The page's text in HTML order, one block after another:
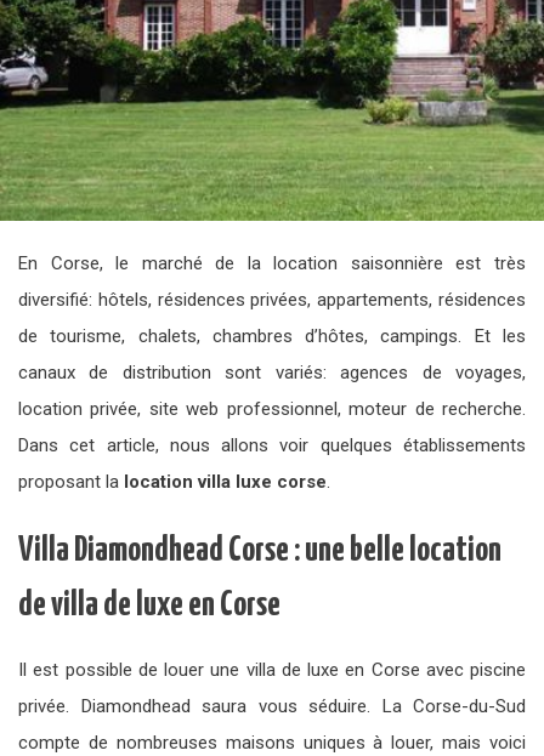
En Corse, le marché de la location saisonnière est très
diversifié: hôtels, résidences privées, appartements, résidences
de tourisme, chalets, chambres d’hôtes, campings. Et les
canaux de distribution sont variés: agences de voyages,
location privée, site web professionnel, moteur de recherche.
Dans cet article, nous allons voir quelques établissements
proposant la location villa luxe corse.
Villa Diamondhead Corse : une belle location
de villa de luxe en Corse
Il est possible de louer une villa de luxe en Corse avec piscine
privée. Diamondhead saura vous séduire. La Corse-du-Sud
compte de nombreuses maisons uniques à louer, mais voici